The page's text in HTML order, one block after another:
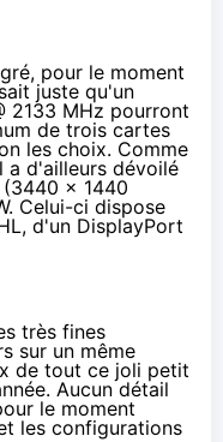
pour le moment
juste qu'un
2133 MHz pourront
de trois cartes
les choix. Comme
a d'ailleurs dévoilé
(3440 x 1440
Celui-ci dispose
d'un DisplayPort
très fines
sur un même
de tout ce joli petit
Aucun détail
le moment
les configurations